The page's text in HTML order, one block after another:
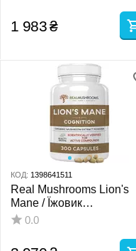
1 983₴
КОД: 1398641511
Real Mushrooms Lion's
Mane / Їжовик
гребінчастий органік 300
0.0